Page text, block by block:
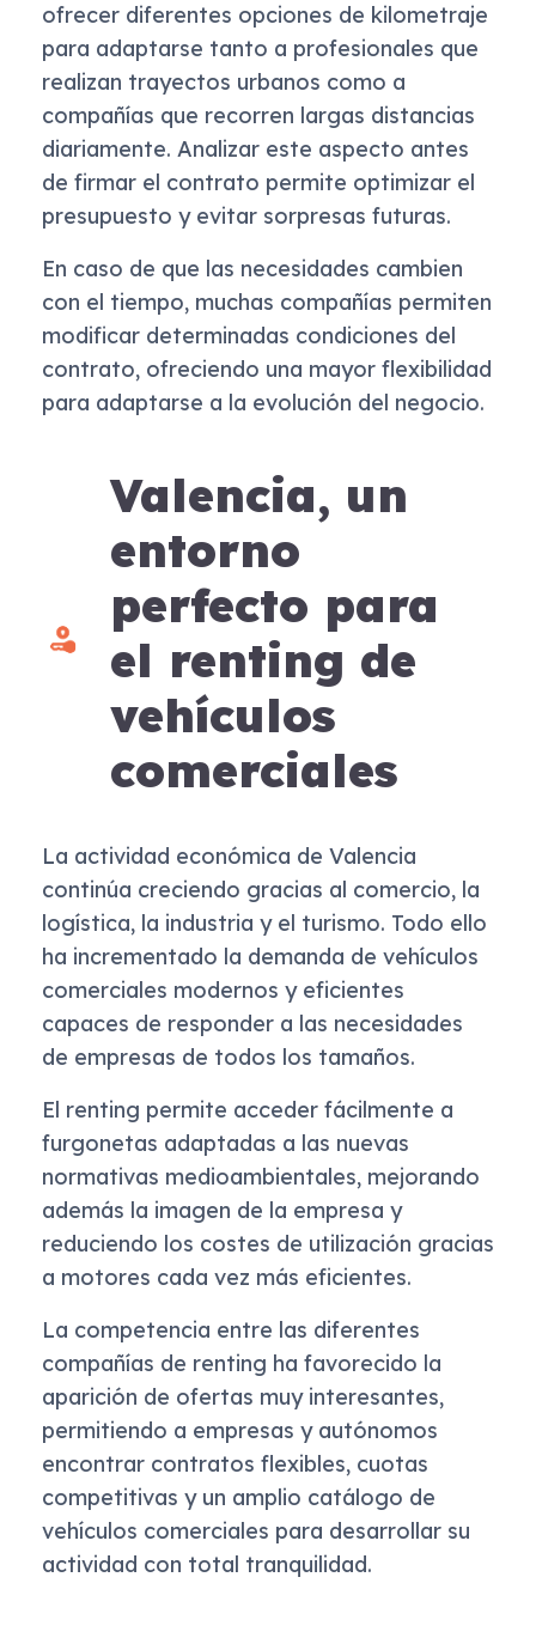
ofrecer diferentes opciones de kilometraje
para adaptarse tanto a profesionales que
realizan trayectos urbanos como a
compañías que recorren largas distancias
diariamente. Analizar este aspecto antes
de firmar el contrato permite optimizar el
presupuesto y evitar sorpresas futuras.
En caso de que las necesidades cambien
con el tiempo, muchas compañías permiten
modificar determinadas condiciones del
contrato, ofreciendo una mayor flexibilidad
para adaptarse a la evolución del negocio.
Valencia, un
entorno
perfecto para
el renting de
vehículos
comerciales
La actividad económica de Valencia
continúa creciendo gracias al comercio, la
logística, la industria y el turismo. Todo ello
ha incrementado la demanda de vehículos
comerciales modernos y eficientes
capaces de responder a las necesidades
de empresas de todos los tamaños.
El renting permite acceder fácilmente a
furgonetas adaptadas a las nuevas
normativas medioambientales, mejorando
además la imagen de la empresa y
reduciendo los costes de utilización gracias
a motores cada vez más eficientes.
La competencia entre las diferentes
compañías de renting ha favorecido la
aparición de ofertas muy interesantes,
permitiendo a empresas y autónomos
encontrar contratos flexibles, cuotas
competitivas y un amplio catálogo de
vehículos comerciales para desarrollar su
actividad con total tranquilidad.